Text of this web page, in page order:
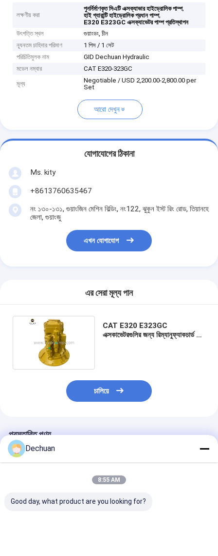
লক্ষণীয় করা
পুনর্নির্মাণকৃত সিএটি এক্সক্যাভার হাইড্রোলিক পাম্প,
হাই গ্যারান্টি হাইড্রোলিক প্রধান পাম্প,
E320 E323GC এক্সক্যাভেটর পাম্প প্রতিস্থাপন
উৎপত্তি স্থল
গুয়াংডং, চীন
ন্যূনতম চাহিদার পরিমাণ
1 পিস / 1 সেট
পরিচিতিমুলক নাম
GID Dechuan Hydraulic
মডেল নম্বার
CAT E320-323GC
মূল্য
Negotiable / USD 2,200.00-2,800.00 per
Set
আরো দেখুন
যোগাযোগের ঠিকানা
Ms. kity
+8613760635467
নং ১৩০-১৩১, গুয়াংজিন মেশিন বিল্ডিং, নং122, ঝুকুন ইস্ট রিং রোড, তিয়ানহে
জেলা, গুয়াংজু
এখন যোগাযোগ
এর সেরা মূল্য পান
CAT E320 E323GC
এক্সকাভেটরগুলির জন্য রিম্যানুফ্যাকচার্ড হাই
চালিয়ে
প্রস্তাবিত পণ্য
Dechuan
8:55 AM
Good day, what product are you looking for?